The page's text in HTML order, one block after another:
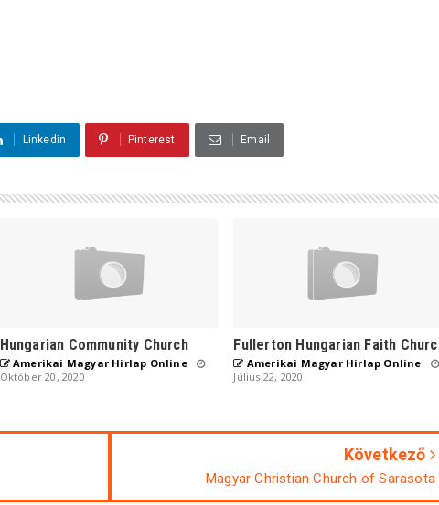
Linkedin Pinterest Email
Hungarian Community Church
Amerikai Magyar Hirlap Online
Október 20, 2020
Fullerton Hungarian Faith
Amerikai Magyar Hirlap Online
Július 22, 2020
Következő
Magyar Christian Church of Sarasota